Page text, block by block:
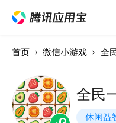
首页 微信小游戏 全
全民
休闲益